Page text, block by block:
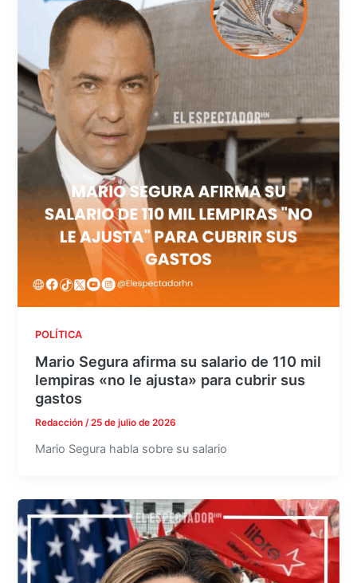
POLÍTICA
Mario Segura afirma su salario de 110 mil
lempiras «no le ajusta» para cubrir sus
gastos
Redacción/25 de julio de 2026
Mario Segura habla sobre su salario